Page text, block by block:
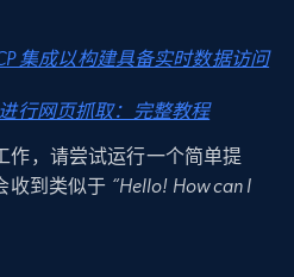
集成以构建具备实时数据访问
行网页抓取：完整教程
作，请尝试运行一个简单提
收到类似于 “Hello! How can I